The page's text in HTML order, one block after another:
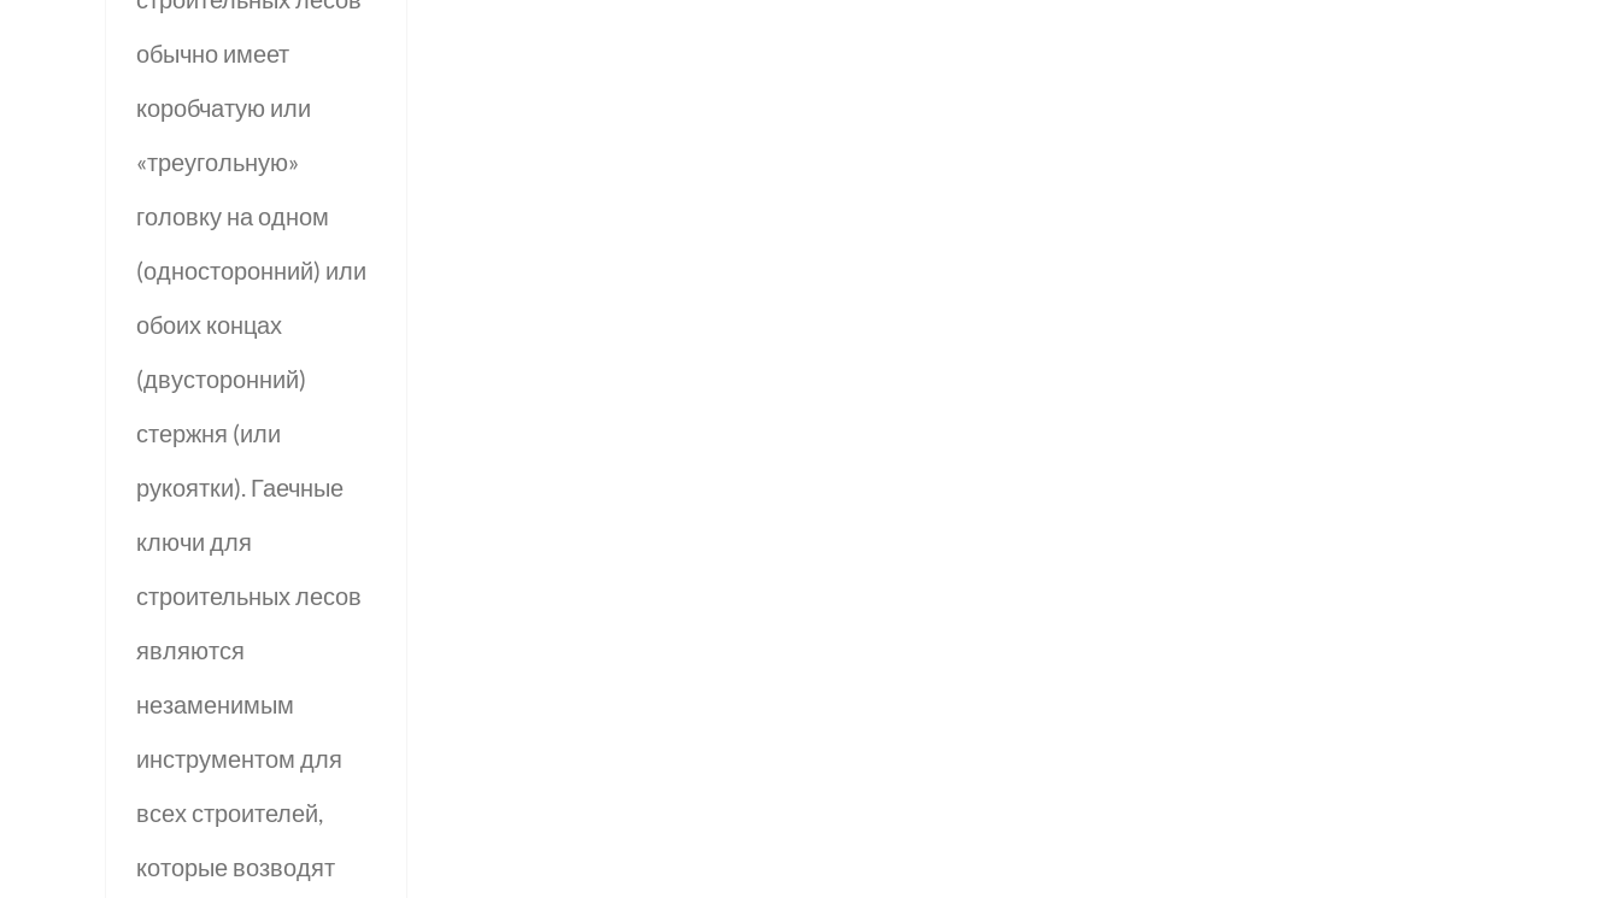
обычно имеет
коробчатую или
«треугольную»
головку на одном
(односторонний) или
обоих концах
(двусторонний)
стержня (или
рукоятки). Гаечные
ключи для
строительных лесов
являются
незаменимым
инструментом для
всех строителей,
которые возводят